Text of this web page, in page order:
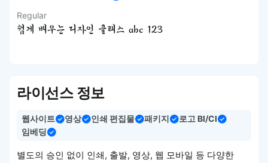
Regular
쉽게 배우는 디자인 클래스 abc 123
라이선스 정보
웹사이트 영상 인쇄 편집물 패키지
로고 BI/CI
임베딩
별도의 승인 없이 인쇄, 출발, 영상, 웹 모바일 등 다양한